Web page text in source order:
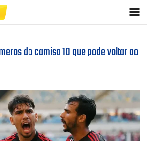
do camisa 10 que pode voltar ao